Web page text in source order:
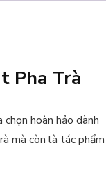
Pha Trà
chọn hoàn hảo dành
mà còn là tác phẩm